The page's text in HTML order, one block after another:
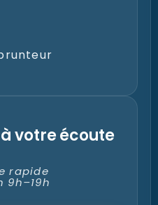
votre écoute
rapide
9h–19h